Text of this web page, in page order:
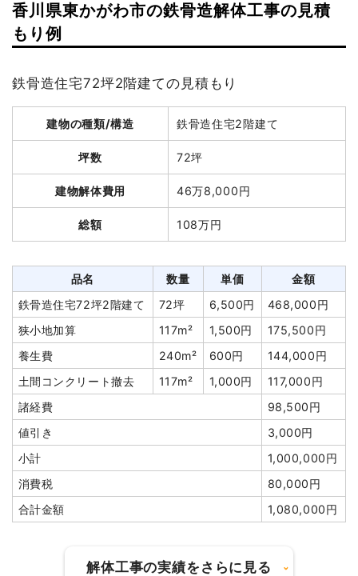
建物の種類/構造
建物解体費用 175万2,137円
総額 341万円
木造住宅45坪2階建て
45坪 38,936円
1,752,137円
木造住宅13坪2階建て
36,391円
12,000円
養生費
290m² 1,000円
290,000円
室内残置物撤去
1式
50,000円
外構撤去
1式
300,000円
浄化槽・便槽撤去
1式
30,000円
諸経費
246,500円
値引き
183,920円
小計
3,100,000円
消費税
310,000円
合計金額
3,410,000円
香川県東かがわ市の鉄骨造解体工事の見積
もり例
鉄骨造住宅72坪2階建ての見積もり
建物の種類/構造 鉄骨造住宅2階建て
坪数 72坪
建物解体費用 46万8,000円
総額 108万円
品名 数量 単価
金額
鉄骨造住宅72坪2階建て
72坪 6,500円
468,000円
狭小地加算
117m² 1,500円
175,500円
養生費
240m² 600円
144,000円
土間コンクリート撤去
117m² 1,000円
117,000円
諸経費
98,500円
値引き
3,000円
小計
1,000,000円
消費税
80,000円
合計金額
1,080,000円
解体工事の実績をさらに見る